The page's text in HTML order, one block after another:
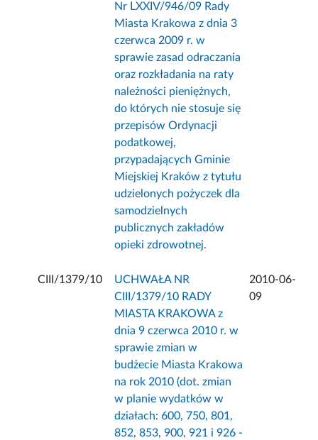
Nr LXXIV/946/09 Rady
Miasta Krakowa z dnia 3
czerwca 2009 r. w
sprawie zasad odraczania
oraz rozkładania na raty
należności pieniężnych,
do których nie stosuje się
przepisów Ordynacji
podatkowej,
przypadających Gminie
Miejskiej Kraków z tytułu
udzielonych pożyczek dla
samodzielnych
publicznych zakładów
opieki zdrowotnej.
CIII/1379/10
UCHWAŁA NR
CIII/1379/10 RADY
MIASTA KRAKOWA z
dnia 9 czerwca 2010 r. w
sprawie zmian w
budżecie Miasta Krakowa
na rok 2010 (dot. zmian
w planie wydatków w
działach: 600, 750, 801,
852, 853, 900, 921 i 926 -
2010-06-
09